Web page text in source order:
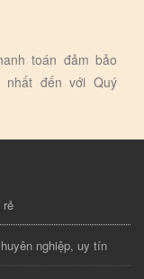
toán đảm bảo
nhất đến với Quý
rẻ
nghiệp, uy tín